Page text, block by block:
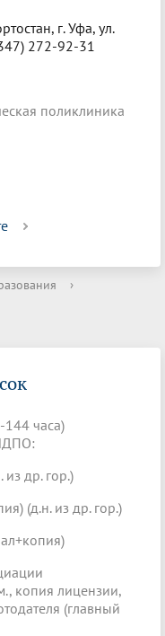
г. Уфа, ул.
272-92-31
поликлиника
›
часа)
из др. гор.)
(д.н. из др. гор.)
копия лицензии,
(главный